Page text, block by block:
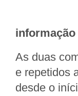
As duas
e repetidos
desde o